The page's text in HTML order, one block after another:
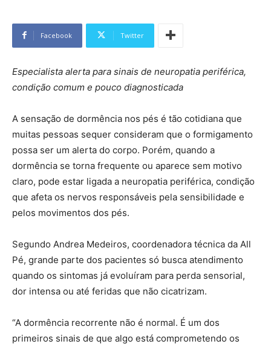
Facebook Twitter
Especialista alerta para sinais de neuropatia periférica,
condição comum e pouco diagnosticada
A sensação de dormência nos pés é tão cotidiana que
muitas pessoas sequer consideram que o formigamento
possa ser um alerta do corpo. Porém, quando a
dormência se torna frequente ou aparece sem motivo
claro, pode estar ligada a neuropatia periférica, condição
que afeta os nervos responsáveis pela sensibilidade e
pelos movimentos dos pés.
Segundo Andrea Medeiros, coordenadora técnica da All
Pé, grande parte dos pacientes só busca atendimento
quando os sintomas já evoluíram para perda sensorial,
dor intensa ou até feridas que não cicatrizam.
“A dormência recorrente não é normal. É um dos
primeiros sinais de que algo está comprometendo os